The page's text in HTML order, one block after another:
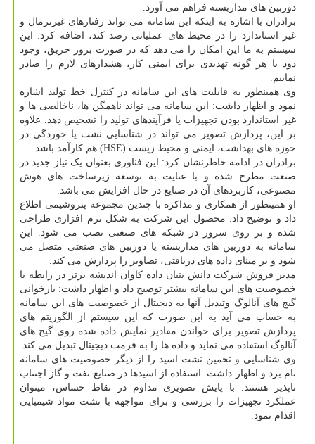
دوربین های مداربسته فراهم می آورد.
برادران با اشاره به اینکه این سامانه می تواند رفتارهای غیرنرمال و
غیر استاندارد را در محیط های عملیاتی رصد کند، اضافه کرد: این
سیستم به ما این امکان را می دهد که در صورت بروز حریق، وجود
دود یا هر گونه تهدیدی برای ایمنی کار، هشدارهای لازم را صادر
نماییم.
وی همینطور به قابلیت های این سامانه در کنترل خط تولید اشاره
نمود و اظهار داشت: این سامانه می تواند ناهمگن ها، ناخالصی ها و
غیر استاندارد بودن تجهیزات یا فرآیندهای تولید را تشخیص دهد. علاوه
بر این، پردازش تصویر می تواند در شناسایی نشت یا خوردگی در
حوزه های بهداشت، ایمنی و محیط زیست (HSE) هم کارآمد باشد.
برادران در ادامه خاطرنشان کرد: این فناوری بعنوان یک نیاز جدید در
صنعت مطرح شده و با عنایت به توسعه زیرساخت های هوش
مصنوعی، کاربردهای آن در صنایع در حال افزایش می باشد.
او همینطور از همکاری و مذاکره با چندین مجموعه پتروشیمی اطلاع
داد و توضیح داد: محصول این شرکت به شکل نرم افزاری طراحی
شده و بر روی سرور در شبکه های صنعتی نصب می شود. این
سامانه به دوربین های مداربسته یا دوربین های صنعتی متصل می
شود و بر مبنای داده های دریافتی، تصاویر را پردازش می کند.
مدیر فروش شرکت دانش بنیان داده کاوان اندیشه برتر در رابطه با
خصوصیت های این سامانه بیشتر توضیح داد و اظهار داشت: بازخوانی
گیج های آنالوگ وتبدیل آنها به دیجیتال از خصوصیت های این سامانه
به حساب می آید به این صورت که این سیستم از الگوریتم های
پردازش تصویر برای خواندن مقادیر نمایش داده شده روی گیج های
آنالوگ استفاده می نماید و داده ها را به فرمت دیجیتال تبدیل می کند.
وی شناسایی و تخمین نشت اسید را از دیگر خصوصیت های سامانه
نام برد و اظهار داشت: استفاده از اسیدها در صنایع نفت و گاز اجتناب
ناپذیر هستند. با پایش تصویری مداوم در نقاط حساس، میتوان
عملکرد تجهیزات را بررسی و برای مواجهه با نشت مواد شیمیایی
اقدام نمود.